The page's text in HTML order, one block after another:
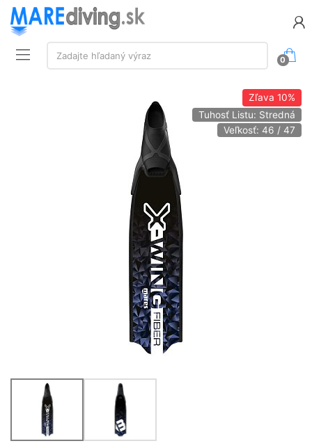
Vyhľadávanie:
Zadajte hľadaný výraz
0
Zľava 10%
Tuhosť Listu: Stredná
Veľkosť: 46 / 47